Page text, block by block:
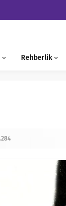
Rehberlik